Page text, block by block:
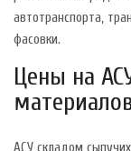
автотранспорта,
фасовки.
Цены на
АСУ складом